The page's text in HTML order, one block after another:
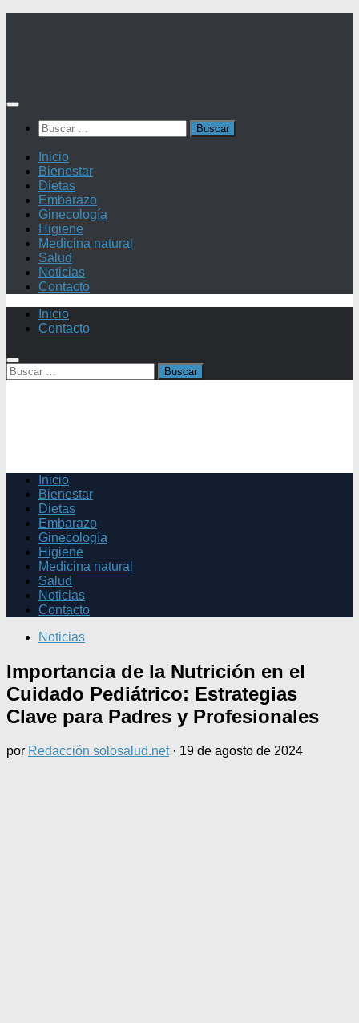
Buscar:
Inicio
Bienestar
Dietas
Embarazo
Ginecología
Higiene
Medicina natural
Salud
Noticias
Contacto
Inicio
Contacto
Buscar:
Inicio
Bienestar
Dietas
Embarazo
Ginecología
Higiene
Medicina natural
Salud
Noticias
Contacto
Noticias
Importancia de la Nutrición en el
Cuidado Pediátrico: Estrategias
Clave para Padres y Profesionales
por Redacción solosalud.net · 19 de agosto de 2024